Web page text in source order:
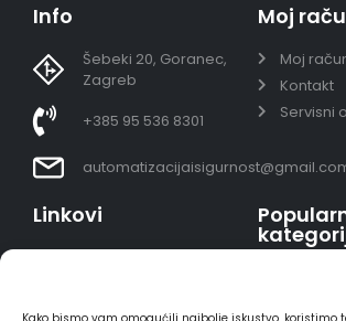
Info
Šebeki 20, Goranec,
Zagreb
+385 95 536 8301
Moj
Moj
Kontakt
Servisni
Linkovi
Sigurno plaćanje
Video